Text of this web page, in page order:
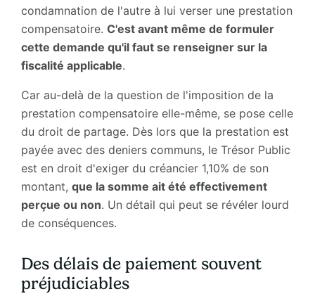
condamnation de l'autre à lui verser une prestation
compensatoire. C'est avant même de formuler
cette demande qu'il faut se renseigner sur la
fiscalité applicable.
Car au-delà de la question de l'imposition de la
prestation compensatoire elle-même, se pose celle
du droit de partage. Dès lors que la prestation est
payée avec des deniers communs, le Trésor Public
est en droit d'exiger du créancier 1,10% de son
montant, que la somme ait été effectivement
perçue ou non. Un détail qui peut se révéler lourd
de conséquences.
Des délais de paiement souvent
préjudiciables